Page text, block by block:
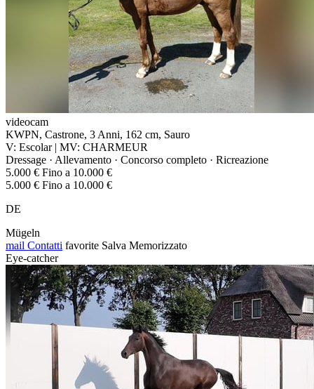
videocam
KWPN, Castrone, 3 Anni, 162 cm, Sauro
V: Escolar | MV: CHARMEUR
Dressage · Allevamento · Concorso completo · Ricreazione
5.000 € Fino a 10.000 €
5.000 € Fino a 10.000 €
DE
Mügeln
mail Contatti favorite Salva Memorizzato
Eye-catcher